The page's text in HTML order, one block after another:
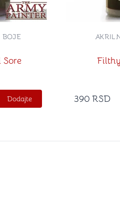
Sore
BOJE
Dodajte 390 RSD